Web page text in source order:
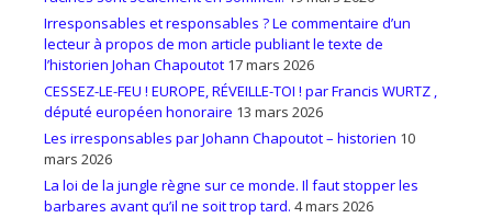
Irresponsables et responsables ? Le commentaire d’un
lecteur à propos de mon article publiant le texte de
l’historien Johan Chapoutot 17 mars 2026
CESSEZ-LE-FEU ! EUROPE, RÉVEILLE-TOI ! par Francis WURTZ ,
député européen honoraire 13 mars 2026
Les irresponsables par Johann Chapoutot – historien 10
mars 2026
La loi de la jungle règne sur ce monde. Il faut stopper les
barbares avant qu’il ne soit trop tard. 4 mars 2026